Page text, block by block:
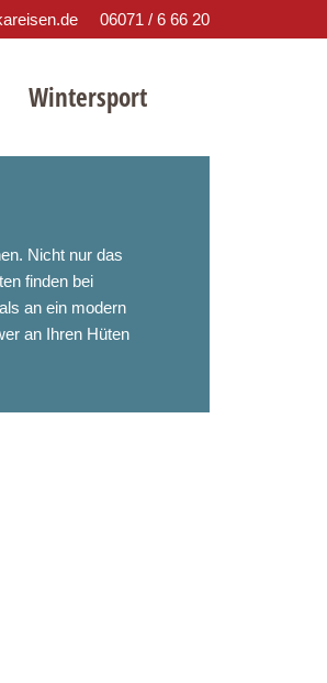
06071 / 6 66 20
Wintersport
Nicht nur das
finden bei
an ein modern
an Ihren Hüten